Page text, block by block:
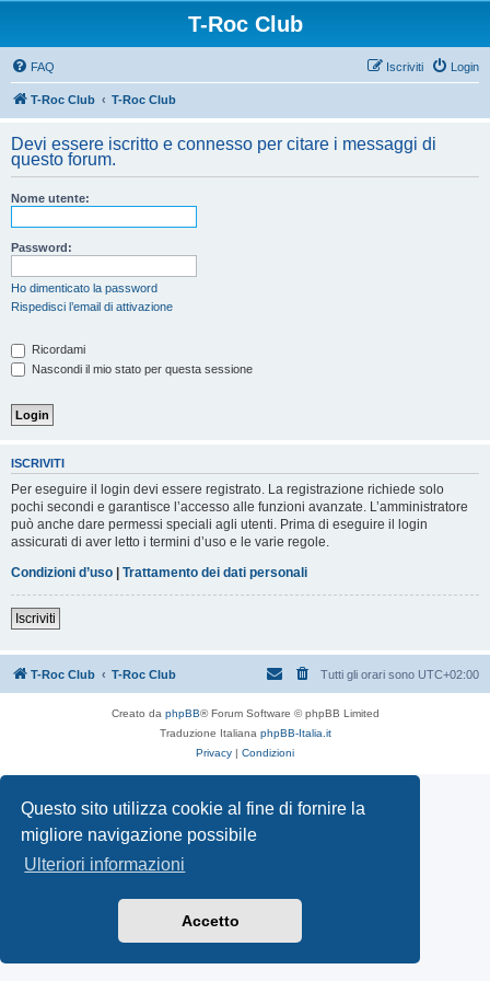
Questo sito utilizza cookie al fine di fornire la
migliore navigazione possibile
Ulteriori informazioni
Accetto
T-Roc Club
FAQ Login
Iscriviti
T-Roc Club T-Roc Club
Devi essere iscritto e connesso per citare i messaggi di
questo forum.
Nome utente:
Password:
Ho dimenticato la password
Rispedisci l’email di attivazione
Ricordami
Nascondi il mio stato per questa sessione
ISCRIVITI
Per eseguire il login devi essere registrato. La registrazione richiede solo
pochi secondi e garantisce l’accesso alle funzioni avanzate. L’amministratore
può anche dare permessi speciali agli utenti. Prima di eseguire il login
assicurati di aver letto i termini d’uso e le varie regole.
Condizioni d’uso | Trattamento dei dati personali
Iscriviti
T-Roc Club T-Roc Club Tutti gli orari sono UTC+02:00
Creato da phpBB® Forum Software © phpBB Limited
Traduzione Italiana phpBB-Italia.it
Privacy | Condizioni